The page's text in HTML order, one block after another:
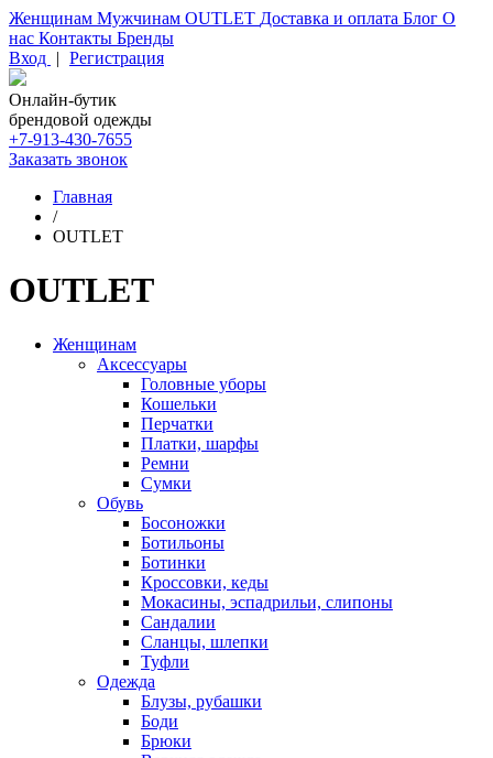
Женщинам Мужчинам OUTLET Доставка и оплата Блог О
нас Контакты Бренды
Вход | Регистрация
Онлайн-бутик
брендовой одежды
+7-913-430-7655
Заказать звонок
Главная
/
OUTLET
OUTLET
Женщинам
Аксессуары
Головные уборы
Кошельки
Перчатки
Платки, шарфы
Ремни
Сумки
Обувь
Босоножки
Ботильоны
Ботинки
Кроссовки, кеды
Мокасины, эспадрильи, слипоны
Сандалии
Сланцы, шлепки
Туфли
Одежда
Блузы, рубашки
Боди
Брюки